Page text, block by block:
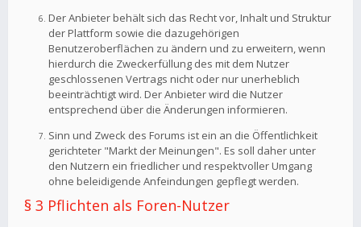
Der Anbieter behält sich das Recht vor, Inhalt und Struktur
der Plattform sowie die dazugehörigen
Benutzeroberflächen zu ändern und zu erweitern, wenn
hierdurch die Zweckerfüllung des mit dem Nutzer
geschlossenen Vertrags nicht oder nur unerheblich
beeinträchtigt wird. Der Anbieter wird die Nutzer
entsprechend über die Änderungen informieren.
Sinn und Zweck des Forums ist ein an die Öffentlichkeit
gerichteter "Markt der Meinungen". Es soll daher unter
den Nutzern ein friedlicher und respektvoller Umgang
ohne beleidigende Anfeindungen gepflegt werden.
§ 3 Pflichten als Foren-Nutzer